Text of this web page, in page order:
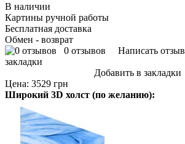
В наличии
Картины ручной работы
Бесплатная доставка
Обмен - возврат
0 отзывов
Написать отзыв
закладки
Добавить в закладки
Цена: 3529 грн
Широкий 3D холст (по желанию):